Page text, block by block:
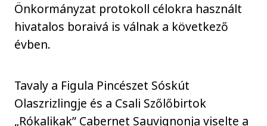
Önkormányzat protokoll célokra használt
hivatalos boraivá is válnak a következő
évben.
Tavaly a Figula Pincészet Sóskút
Olaszrizlingje és a Csali Szőlőbirtok
„Rókalikak” Cabernet Sauvignonja viselte a